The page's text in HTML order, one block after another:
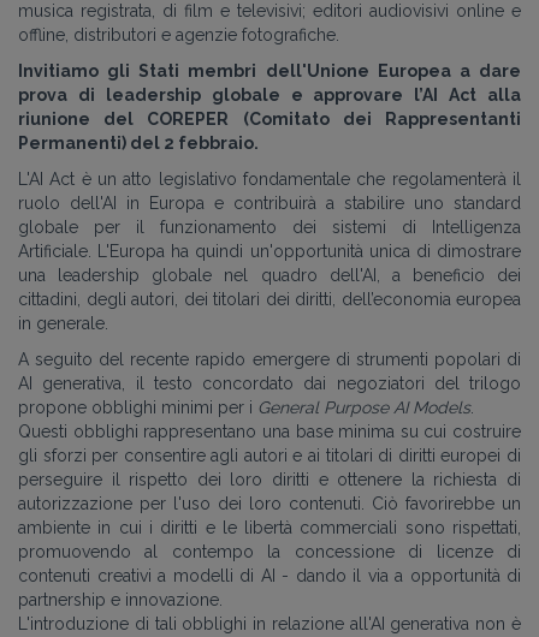
musica registrata, di film e televisivi; editori audiovisivi online e
offline, distributori e agenzie fotografiche.
Invitiamo gli Stati membri dell'Unione Europea a dare
prova di leadership globale e approvare l’AI Act alla
riunione del COREPER (Comitato dei Rappresentanti
Permanenti) del 2 febbraio.
L'AI Act è un atto legislativo fondamentale che regolamenterà il
ruolo dell'AI in Europa e contribuirà a stabilire uno standard
globale per il funzionamento dei sistemi di Intelligenza
Artificiale. L'Europa ha quindi un'opportunità unica di dimostrare
una leadership globale nel quadro dell'AI, a beneficio dei
cittadini, degli autori, dei titolari dei diritti, dell’economia europea
in generale.
A seguito del recente rapido emergere di strumenti popolari di
AI generativa, il testo concordato dai negoziatori del trilogo
propone obblighi minimi per i General Purpose AI Models.
Questi obblighi rappresentano una base minima su cui costruire
gli sforzi per consentire agli autori e ai titolari di diritti europei di
perseguire il rispetto dei loro diritti e ottenere la richiesta di
autorizzazione per l'uso dei loro contenuti. Ciò favorirebbe un
ambiente in cui i diritti e le libertà commerciali sono rispettati,
promuovendo al contempo la concessione di licenze di
contenuti creativi a modelli di AI - dando il via a opportunità di
partnership e innovazione.
L'introduzione di tali obblighi in relazione all'AI generativa non è